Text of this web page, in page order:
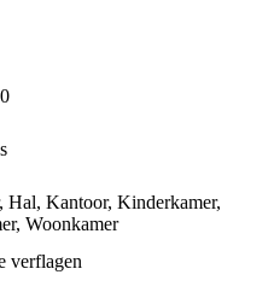
, Hal, Kantoor, Kinderkamer,
, Woonkamer
verflagen